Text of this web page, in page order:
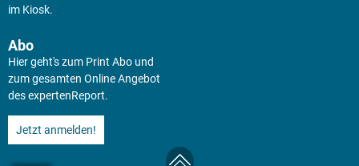
im Kiosk.
Abo
Hier geht's zum Print Abo und
zum gesamten Online Angebot
des expertenReport.
Jetzt anmelden!